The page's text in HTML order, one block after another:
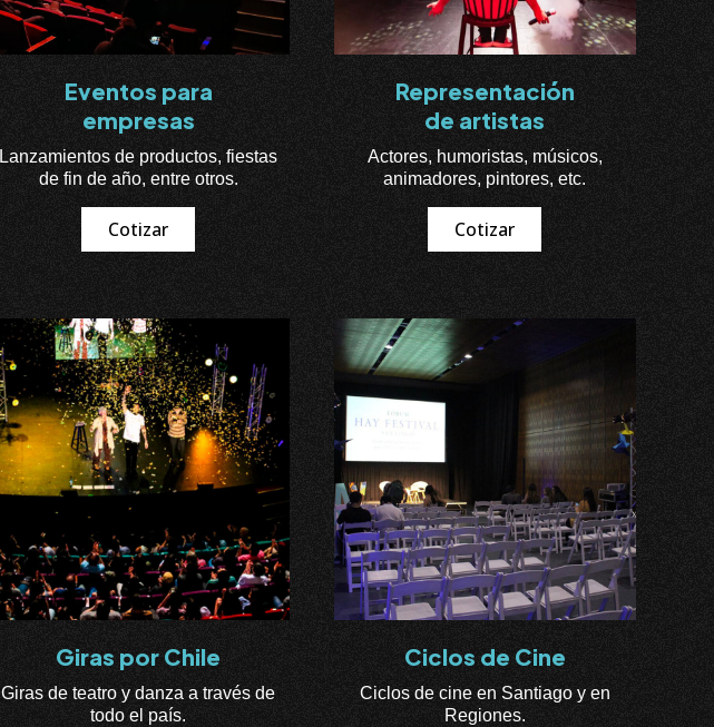
Eventos para
empresas
Lanzamientos de productos, fiestas
de fin de año, entre otros.
Cotizar
Representación
de artistas
Actores, humoristas, músicos,
animadores, pintores, etc.
Cotizar
Giras por Chile
Giras de teatro y danza a través de
todo el país.
Ciclos de Cine
Ciclos de cine en Santiago y en
Regiones.